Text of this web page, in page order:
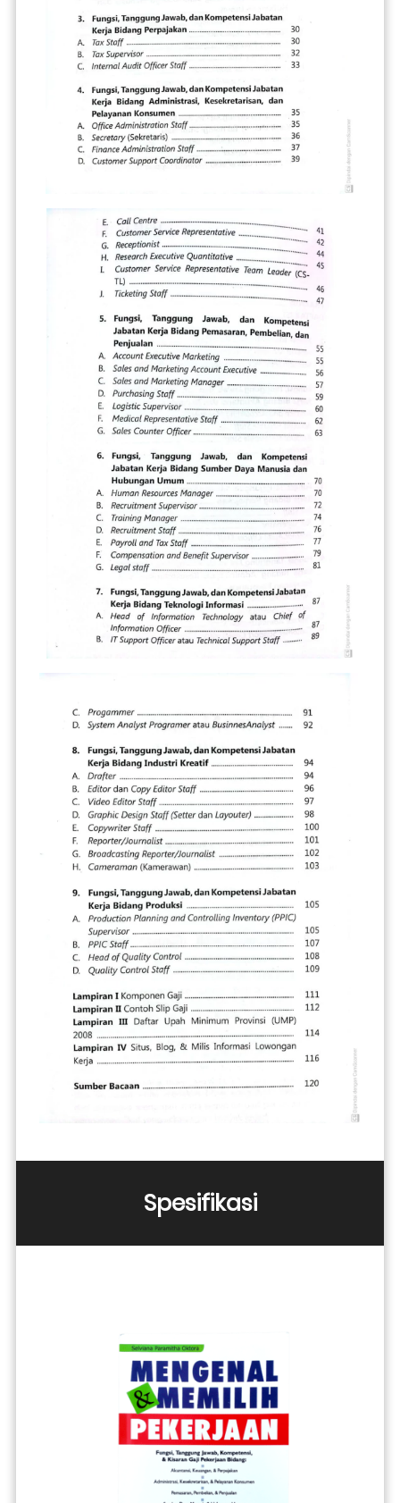
Spesifikasi